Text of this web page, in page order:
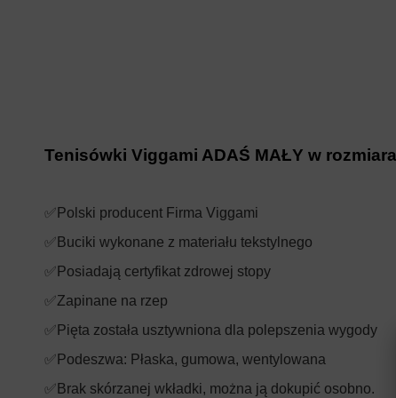
Tenisówki Viggami ADAŚ MAŁY w
✅Polski producent Firma Viggami
✅Buciki wykonane z materiału tekstylnego
✅Posiadają certyfikat zdrowej stopy
✅Zapinane na rzep
✅Pięta została usztywniona dla polepszenia wygody
✅Podeszwa: Płaska, gumowa, wentylowana
✅Brak skórzanej wkładki, można ją dokupić osobno.